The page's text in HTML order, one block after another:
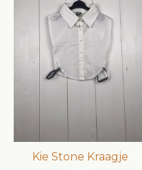
Kie Stone Kraagje